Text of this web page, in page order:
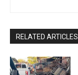
RELATED ARTICLES